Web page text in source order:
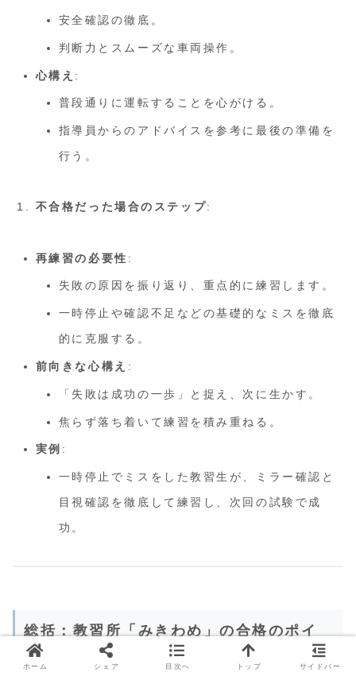
安全確認の徹底。
判断力とスムーズな車両操作。
心構え :
普段通りに運転することを心がける。
指導員からのアドバイスを参考に最後の準備を
行う。
不合格だった場合のステップ:
再練習の必要性 :
失敗の原因を振り返り、重点的に練習します。
一時停止や確認不足などの基礎的なミスを徹底
的に克服する。
前向きな心構え :
「失敗は成功の一歩」と捉え、次に生かす。
焦らず落ち着いて練習を積み重ねる。
実例 :
一時停止でミスをした教習生が、ミラー確認と
目視確認を徹底して練習し、次回の試験で成
功。
総括：教習所「みきわめ」の合格のポイ
ントと不合格の課題克服
ホーム シェア 目次へ トップ サイドバー